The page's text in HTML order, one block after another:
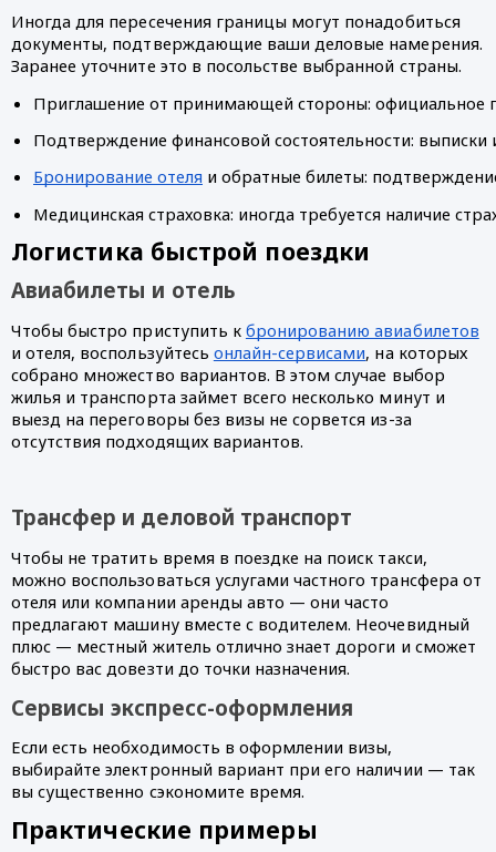
Иногда для пересечения границы могут понадобиться
документы, подтверждающие ваши деловые намерения.
Заранее уточните это в посольстве выбранной страны.
Приглашение от принимающей стороны: официальное
Подтверждение финансовой состоятельности:
Бронирование отеля и обратные билеты:
Медицинская страховка: иногда требуется наличие
Логистика быстрой поездки
Авиабилеты и отель
Чтобы быстро приступить к бронированию авиабилетов
и отеля, воспользуйтесь онлайн-сервисами, на которых
собрано множество вариантов. В этом случае выбор
жилья и транспорта займет всего несколько минут и
выезд на переговоры без визы не сорвется из-за
отсутствия подходящих вариантов.
Трансфер и деловой транспорт
Чтобы не тратить время в поездке на поиск такси,
можно воспользоваться услугами частного трансфера от
отеля или компании аренды авто — они часто
предлагают машину вместе с водителем. Неочевидный
плюс — местный житель отлично знает дороги и сможет
быстро вас довезти до точки назначения.
Сервисы экспресс-оформления
Если есть необходимость в оформлении визы,
выбирайте электронный вариант при его наличии — так
вы существенно сэкономите время.
Практические примеры